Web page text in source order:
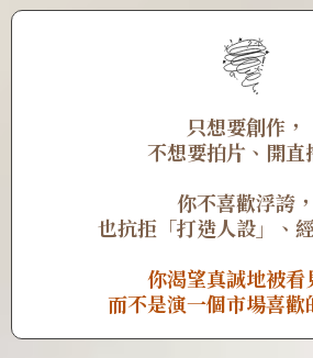
只想要創作，
不想要拍片、開直
你不喜歡浮誇，
也抗拒「打造人設」、
你渴望真誠地被看
而不是演一個市場喜歡